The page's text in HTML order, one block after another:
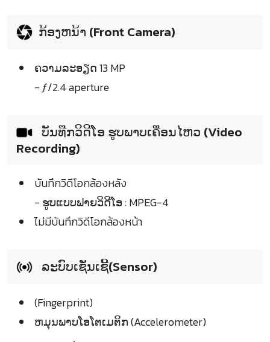
ກ້ອງຫນ້າ (Front Camera)
ຄວາມລະອຽດ 13 MP
- ƒ/2.4 aperture
ບັນທືກວິດີໂອ ຮູບພາບເຄື່ອນໄຫວ (Video
Recording)
บันทึกวิดีโอกล้องหลัง
- ຮູບແບບຟາຍວິດີໂອ : MPEG-4
ไม่มีบันทึกวิดีโอกล้องหน้า
ລະບົບເຊັ່ນເຊີ້(Sensor)
(Fingerprint)
ຫມຸນພາບໂອໂຕເມຕິກ (Accelerometer)